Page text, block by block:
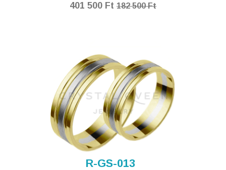
401 500 Ft 182 500 Ft
R-GS-013